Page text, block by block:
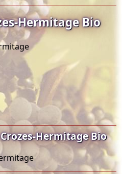
Hermitage Bio
Hermitage Bio